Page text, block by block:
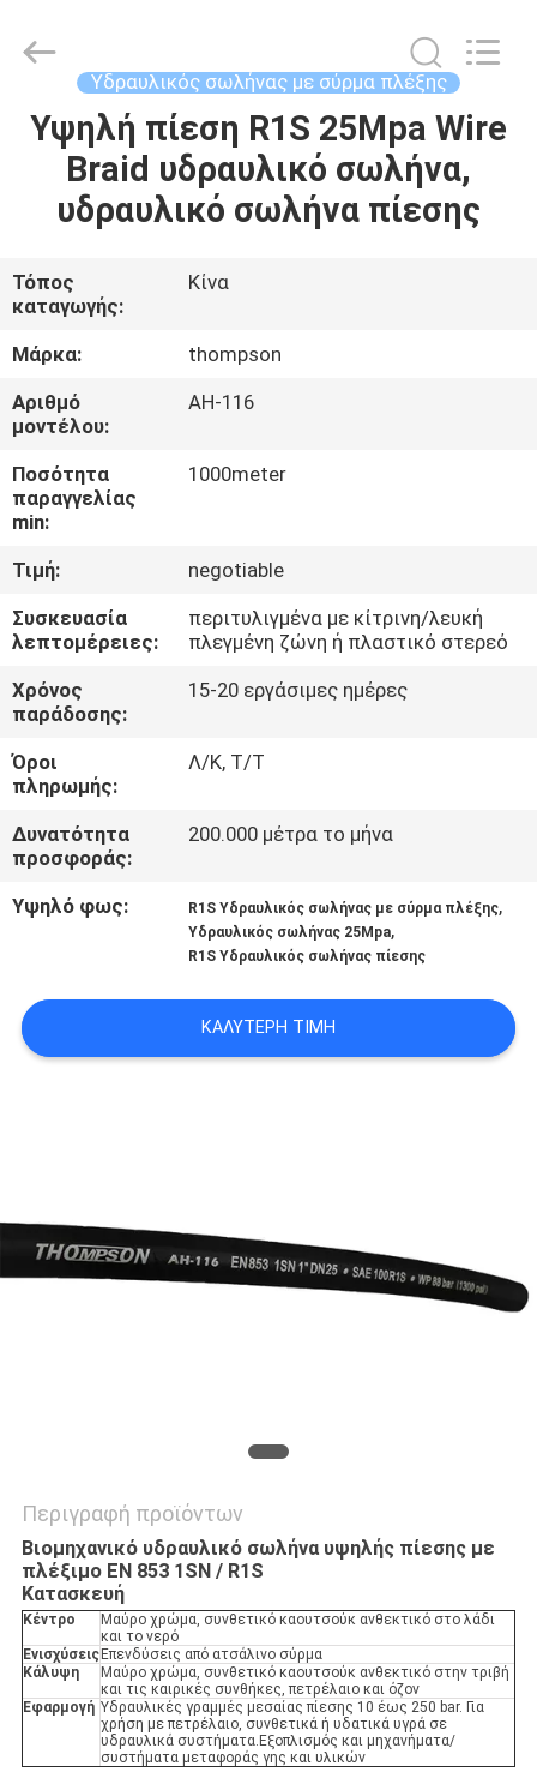
ΣΠΊΤΙ
ΠΡΟΪΌΝΤΑ
ΠΕΡΊΠΟΥ
ΕΜΕΊΣ
ΓΎΡΟΣ
ΕΡΓΟΣΤΑΣΊΩΝ
ΠΟΙΟΤΙΚΌΣ
ΈΛΕΓΧΟΣ
ΜΑΣ
ΕΛΆΤΕ
ΣΕ
ΕΠΑΦΉ
ΜΕ
ΕΙΔΉΣΕΙΣ
ΈΝΑ
ΑΠΌΣΠΑΣΜΑ
POLICY
Developed
Υδραυλικός σωλήνας με σύρμα πλέξης
Υψηλή πίεση R1S 25Mpa Wire
Braid υδραυλικό σωλήνα,
υδραυλικό σωλήνα πίεσης
Τόπος
καταγωγής:
Κίνα
Μάρκα:
thompson
Αριθμό
μοντέλου:
AH-116
Ποσότητα
παραγγελίας
min:
1000meter
Τιμή:
negotiable
Συσκευασία
λεπτομέρειες:
περιτυλιγμένα με κίτρινη/λευκή
πλεγμένη ζώνη ή πλαστικό στερεό
Χρόνος
παράδοσης:
15-20 εργάσιμες ημέρες
Όροι
πληρωμής:
Λ/Κ, Τ/Τ
Δυνατότητα
προσφοράς:
200.000 μέτρα το μήνα
Υψηλό φως: R1S Υδραυλικός σωλήνας με σύρμα πλέξης,
Υδραυλικός σωλήνας 25Mpa,
R1S Υδραυλικός σωλήνας πίεσης
ΚΑΛΎΤΕΡΗ ΤΙΜΉ
Περιγραφή προϊόντων
Βιομηχανικό υδραυλικό σωλήνα υψηλής πίεσης με
πλέξιμο EN 853 1SN / R1S
Κατασκευή
Κέντρο
Μαύρο χρώμα, συνθετικό καουτσούκ ανθεκτικό στο λάδι
και το νερό
Ενισχύσεις Επενδύσεις από ατσάλινο σύρμα
Κάλυψη
Μαύρο χρώμα, συνθετικό καουτσούκ ανθεκτικό στην τριβή
και τις καιρικές συνθήκες, πετρέλαιο και όζον
Εφαρμογή Υδραυλικές γραμμές μεσαίας πίεσης 10 έως 250 bar. Για
χρήση με πετρέλαιο, συνθετικά ή υδατικά υγρά σε
υδραυλικά συστήματα.Εξοπλισμός και μηχανήματα/
συστήματα μεταφοράς γης και υλικών